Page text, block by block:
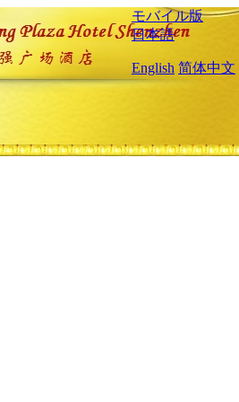
モバイル版
日本語
English 简体中文